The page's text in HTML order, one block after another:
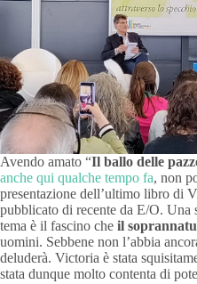
Avendo amato “Il ballo delle
anche qui qualche tempo fa, non
presentazione dell’ultimo libro di
pubblicato di recente da E/O. Una
tema è il fascino che il
uomini. Sebbene non l’abbia
deluderà. Victoria è stata
stata dunque molto contenta di